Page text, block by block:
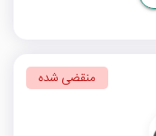
منقضی شده